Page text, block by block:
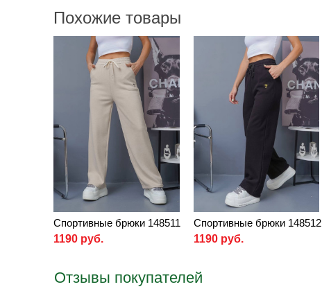
Похожие товары
Спортивные брюки 148511
1190 руб.
Спортивные брюки 148512
1190 руб.
Отзывы покупателей